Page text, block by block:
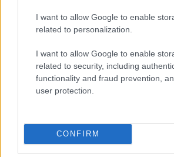
I want to allow Google to enable
related to personalization.
I want to allow Google to enable
related to security, including
functionality and fraud prevention,
user protection.
CONFIRM
Vuzenici obeležili 70 let
Gasilske zveze Dravske doline
Koroškem
(VIDEO) Štorklje obiskale
travnik v Mislinjski Dobravi,
Slovenija pa beleži rekordno